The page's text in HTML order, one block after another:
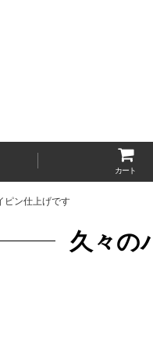
カート
ピン仕上げです
久々の